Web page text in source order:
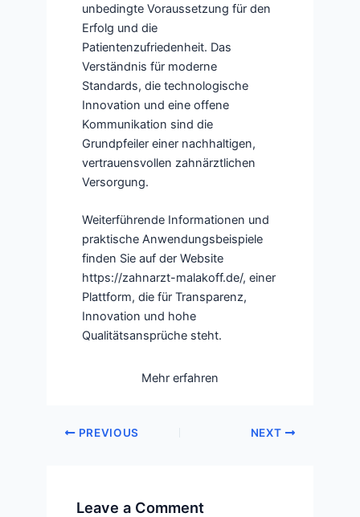
unbedingte Voraussetzung für den
Erfolg und die
Patientenzufriedenheit. Das
Verständnis für moderne
Standards, die technologische
Innovation und eine offene
Kommunikation sind die
Grundpfeiler einer nachhaltigen,
vertrauensvollen zahnärztlichen
Versorgung.
Weiterführende Informationen und
praktische Anwendungsbeispiele
finden Sie auf der Website
https://zahnarzt-malakoff.de/, einer
Plattform, die für Transparenz,
Innovation und hohe
Qualitätsansprüche steht.
Mehr erfahren
PREVIOUS NEXT
Leave a Comment